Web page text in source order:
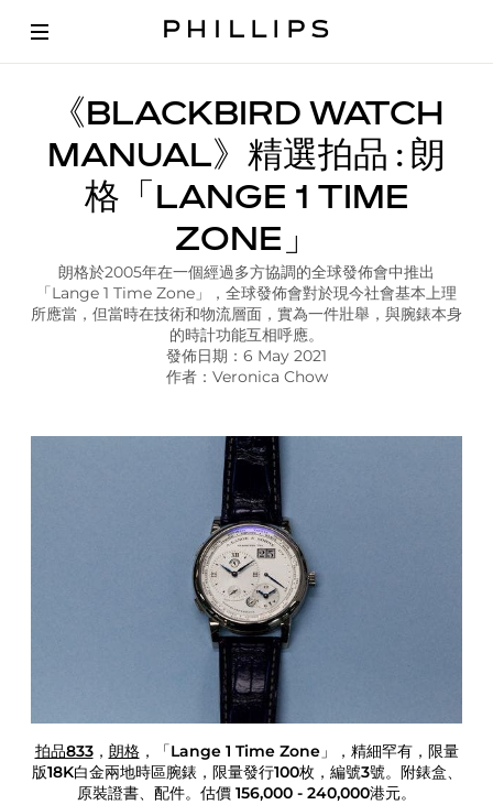
r
h
a
n
《BLACKBIRD WATCH
MANUAL》精選拍品 : 朗
格「LANGE 1 TIME
ZONE」
朗格於2005年在一個經過多方協調的全球發佈會中推出
「Lange 1 Time Zone」，全球發佈會對於現今社會基本上理
所應當，但當時在技術和物流層面，實為一件壯舉，與腕錶本身
的時計功能互相呼應。
發佈日期：6 May 2021
作者：Veronica Chow
拍品833， 朗格，「Lange 1 Time Zone」，精細罕有，限量
版18K白金兩地時區腕錶，限量發行100枚，編號3號。附錶盒、
原裝證書、配件。估價 156,000 - 240,000港元。